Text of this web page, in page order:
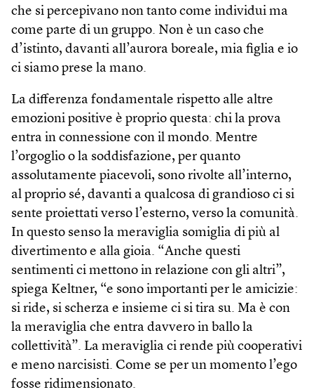
che si percepivano non tanto come individui ma
come parte di un gruppo. Non è un caso che
d’istinto, davanti all’aurora boreale, mia figlia e io
ci siamo prese la mano.
La differenza fondamentale rispetto alle altre
emozioni positive è proprio questa: chi la prova
entra in connessione con il mondo. Mentre
l’orgoglio o la soddisfazione, per quanto
assolutamente piacevoli, sono rivolte all’interno,
al proprio sé, davanti a qualcosa di grandioso ci si
sente proiettati verso l’esterno, verso la comunità.
In questo senso la meraviglia somiglia di più al
divertimento e alla gioia. “Anche questi
sentimenti ci mettono in relazione con gli altri”,
spiega Keltner, “e sono importanti per le amicizie:
si ride, si scherza e insieme ci si tira su. Ma è con
la meraviglia che entra davvero in ballo la
collettività”. La meraviglia ci rende più cooperativi
e meno narcisisti. Come se per un momento l’ego
fosse ridimensionato.